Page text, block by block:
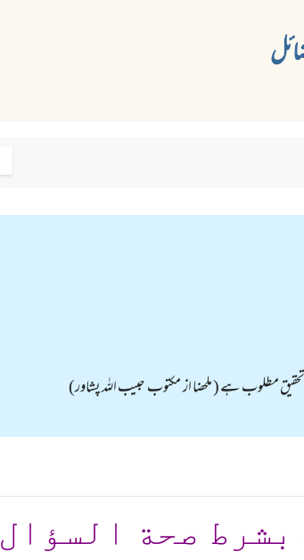
مطلوب ہے ( ملحضا از مکتوب حبیب اللہ پشاور)
صحة السؤال